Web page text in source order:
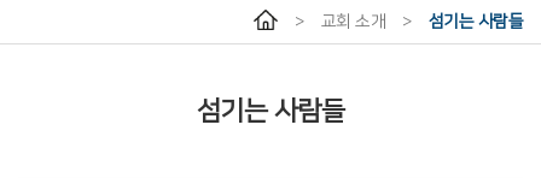
> 교회 소개 > 섬기는 사람들
섬기는 사람들